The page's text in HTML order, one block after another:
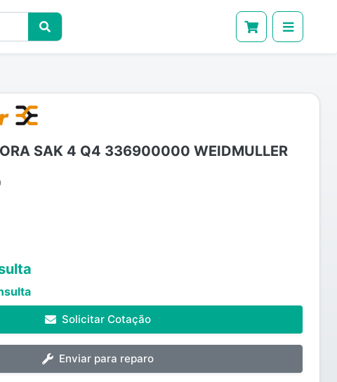
SAK 4 Q4 336900000 WEIDMULLER
Solicitar Cotação
Enviar para reparo